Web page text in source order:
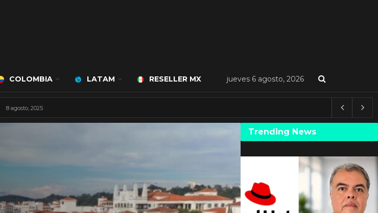
COLOMBIA LATAM RESELLER MX jueves 6 agosto, 2026
8 agosto, 2025
Trending News